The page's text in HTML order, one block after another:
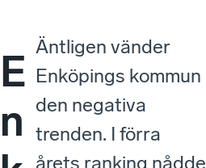
E
n
Äntligen vänder
Enköpings kommun
den negativa
trenden. I förra
årets ranking nådde